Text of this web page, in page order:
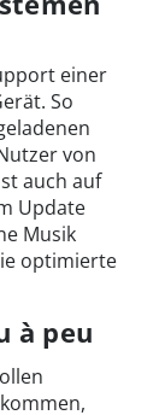
einer
So
von
auch auf
Update
Musik
optimierte
à peu